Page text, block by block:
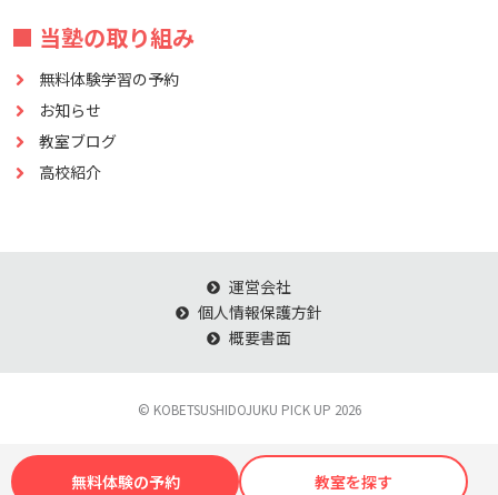
■ 当塾の取り組み
無料体験学習の予約
お知らせ
教室ブログ
高校紹介
運営会社
個人情報保護方針
概要書面
© KOBETSUSHIDOJUKU PICK UP 2026
無料体験の予約 教室を探す